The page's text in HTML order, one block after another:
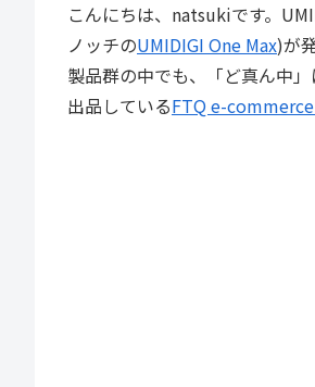
こんにちは、natsukiです。
ノッチのUMIDIGI One Max)が
製品群の中でも、「ど真ん中
出品しているFTQ e-